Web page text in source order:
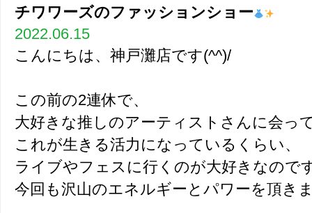
チワワーズのファッションショー
2022.06.15
こんにちは、神戸灘店です(^^)/
この前の2連休で、
大好きな推しのアーティストさんに会っ
これが生きる活力になっているくらい、
ライブやフェスに行くのが大好きなので
今回も沢山のエネルギーとパワーを頂き